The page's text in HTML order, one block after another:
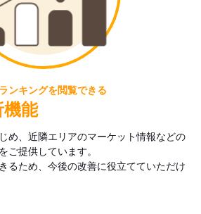
ンキングを閲覧できる
機能
め、近隣エリアのマーケット情報などの
ご提供しています。
るため、今後の改善に役立てていただけ